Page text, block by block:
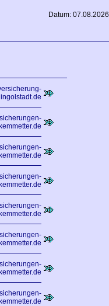
Datum: 07.08.2026
ingolstadt.de
kemmetter.de
kemmetter.de
kemmetter.de
kemmetter.de
kemmetter.de
kemmetter.de
kemmetter.de